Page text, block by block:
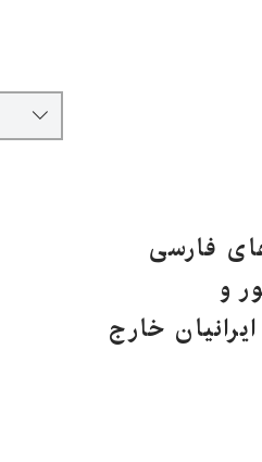
فارسی
و
خارج